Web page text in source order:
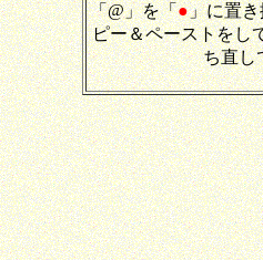
「@」を「●」に置
ピー＆ペーストをし
ち直し